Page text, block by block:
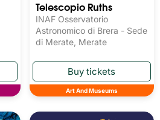
Telescopio Ruths
INAF Osservatorio
Astronomico di Brera - Sede
di Merate, Merate
Art And Museums